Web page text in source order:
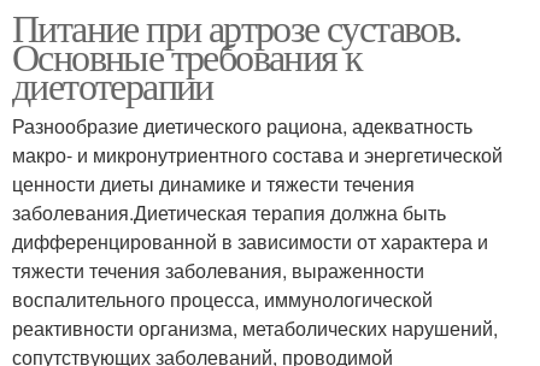
Питание при артрозе суставов.
Основные требования к
диетотерапии
Разнообразие диетического рациона, адекватность
макро- и микронутриентного состава и энергетической
ценности диеты динамике и тяжести течения
заболевания.Диетическая терапия должна быть
дифференцированной в зависимости от характера и
тяжести течения заболевания, выраженности
воспалительного процесса, иммунологической
реактивности организма, метаболических нарушений,
сопутствующих заболеваний, проводимой